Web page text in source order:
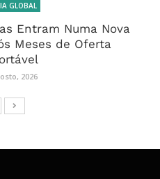
GLOBAL
Entram Numa Nova
Meses de Oferta
2026